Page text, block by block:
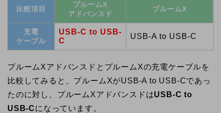
比較項目
プルームX
アドバンスド
プルームX
充電
ケーブル
USB-C to USB-
C
USB-A to USB-C
プルームXアドバンスドとプルームXの充電ケーブルを
比較してみると、プルームXがUSB-A to USB-Cであっ
たのに対し、プルームXアドバンスドはUSB-C to
USB-Cになっています。